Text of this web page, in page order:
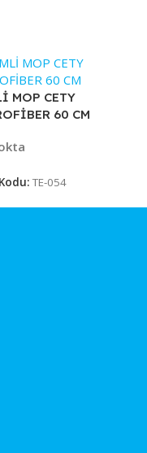
MOP CETY
60 CM
TE-054